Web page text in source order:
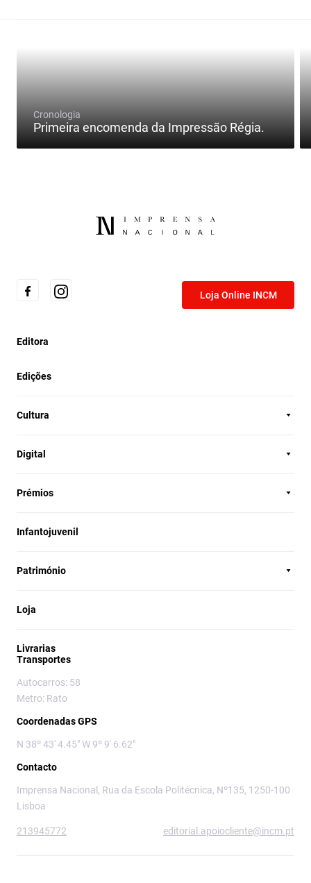
Cronologia
Primeira encomenda da Impressão Régia.
Loja Online INCM
Editora
Edições
Cultura
Digital
Prémios
Infantojuvenil
Património
Loja
Livrarias
Transportes
Autocarros: 58
Metro: Rato
Coordenadas GPS
N 38º 43' 4.45" W 9º 9' 6.62"
Contacto
Imprensa Nacional, Rua da Escola Politécnica, Nº135, 1250-100
Lisboa
213945772 editorial.apoiocliente@incm.pt